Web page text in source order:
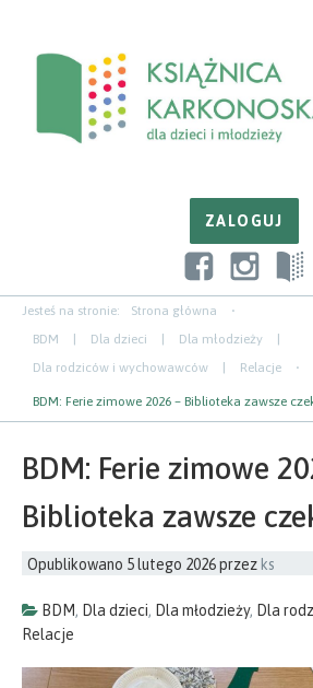
zawartości
nawigacji
paska
Jesteś na stronie:
Strona główna
BDM
Dla dzieci Dla młodzieży
Dla rodziców i wychowawców
Relacje
BDM: Ferie zimowe 2026 – Biblioteka zawsze
BDM: Ferie zimowe
Biblioteka zawsze
Opublikowano 5 lutego 2026przez ks
BDM, Dla dzieci, Dla młodzieży, Dla
Relacje